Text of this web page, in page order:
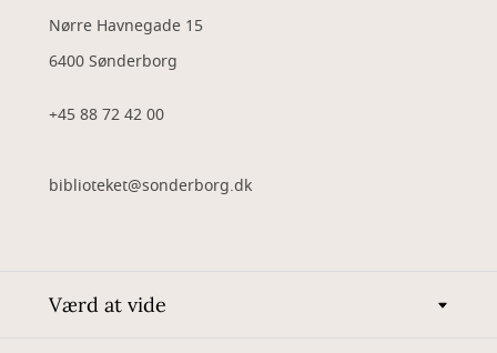
Nørre Havnegade 15
6400 Sønderborg
+45 88 72 42 00
biblioteket@sonderborg.dk
Værd at vide